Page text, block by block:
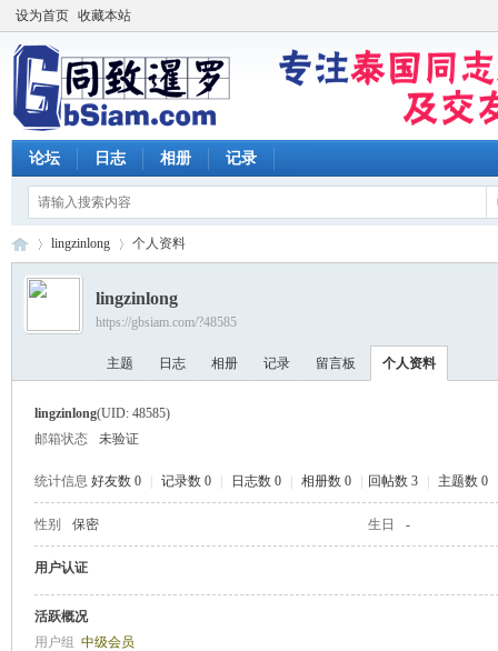
设为首页 收藏本站
论坛 日志 相册 记录
›
lingzinlong 个人资料
lingzinlong
https://gbsiam.com/?48585
主题 日志 相册 记录 留言板 个人资料
lingzinlong(UID: 48585)
邮箱状态
未验证
统计信息 好友数 0 记录数 0 日志数 0 相册数 0 回帖数 3 主题数 0
性别 保密 生日 -
用户认证
活跃概况
用户组 中级会员